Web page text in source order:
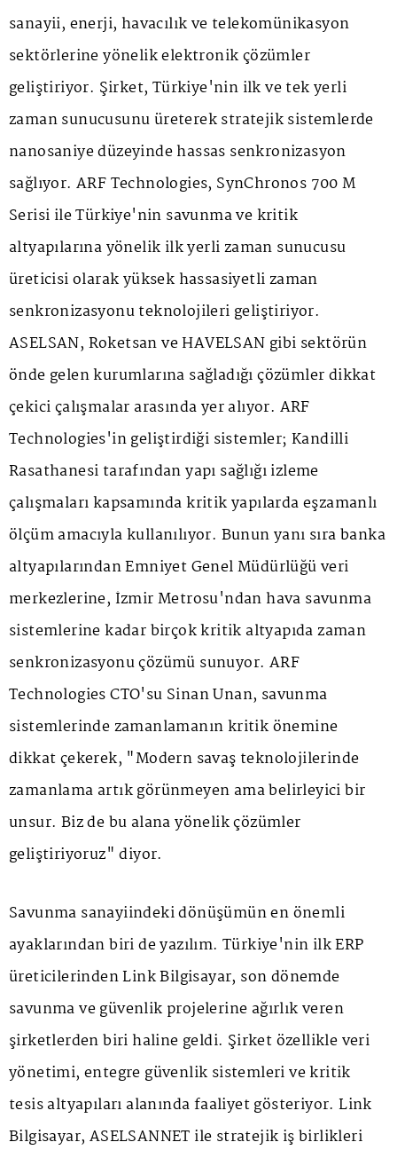
sanayii, enerji, havacılık ve telekomünikasyon
sektörlerine yönelik elektronik çözümler
geliştiriyor. Şirket, Türkiye'nin ilk ve tek yerli
zaman sunucusunu üreterek stratejik sistemlerde
nanosaniye düzeyinde hassas senkronizasyon
sağlıyor. ARF Technologies, SynChronos 700 M
Serisi ile Türkiye'nin savunma ve kritik
altyapılarına yönelik ilk yerli zaman sunucusu
üreticisi olarak yüksek hassasiyetli zaman
senkronizasyonu teknolojileri geliştiriyor.
ASELSAN, Roketsan ve HAVELSAN gibi sektörün
önde gelen kurumlarına sağladığı çözümler dikkat
çekici çalışmalar arasında yer alıyor. ARF
Technologies'in geliştirdiği sistemler; Kandilli
Rasathanesi tarafından yapı sağlığı izleme
çalışmaları kapsamında kritik yapılarda eşzamanlı
ölçüm amacıyla kullanılıyor. Bunun yanı sıra banka
altyapılarından Emniyet Genel Müdürlüğü veri
merkezlerine, İzmir Metrosu'ndan hava savunma
sistemlerine kadar birçok kritik altyapıda zaman
senkronizasyonu çözümü sunuyor. ARF
Technologies CTO'su Sinan Unan, savunma
sistemlerinde zamanlamanın kritik önemine
dikkat çekerek, "Modern savaş teknolojilerinde
zamanlama artık görünmeyen ama belirleyici bir
unsur. Biz de bu alana yönelik çözümler
geliştiriyoruz" diyor.
Savunma sanayiindeki dönüşümün en önemli
ayaklarından biri de yazılım. Türkiye'nin ilk ERP
üreticilerinden Link Bilgisayar, son dönemde
savunma ve güvenlik projelerine ağırlık veren
şirketlerden biri haline geldi. Şirket özellikle veri
yönetimi, entegre güvenlik sistemleri ve kritik
tesis altyapıları alanında faaliyet gösteriyor. Link
Bilgisayar, ASELSANNET ile stratejik iş birlikleri